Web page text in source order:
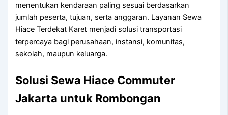
menentukan kendaraan paling sesuai berdasarkan
jumlah peserta, tujuan, serta anggaran. Layanan Sewa
Hiace Terdekat Karet menjadi solusi transportasi
terpercaya bagi perusahaan, instansi, komunitas,
sekolah, maupun keluarga.
Solusi Sewa Hiace Commuter
Jakarta untuk Rombongan